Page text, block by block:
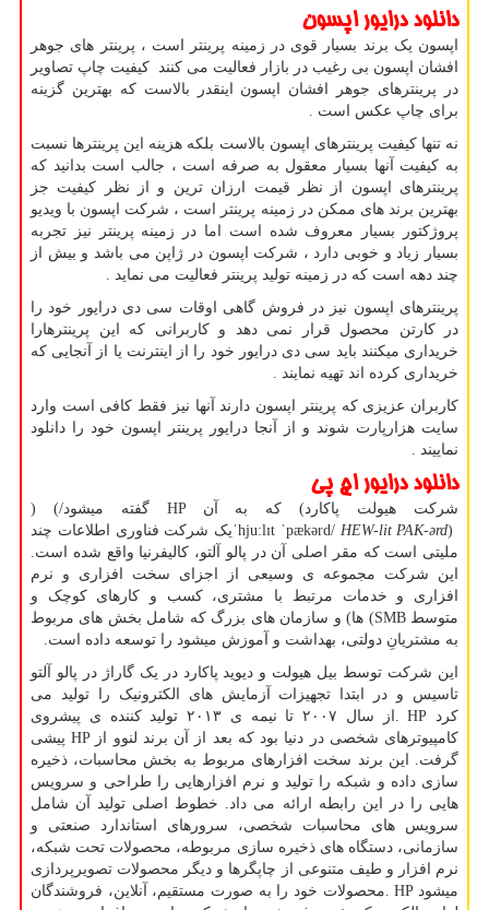
دانلود درایور اپسون
اپسون یک برند بسیار قوی در زمینه پرینتر است ، پرینتر های جوهر
افشان اپسون بی رغیب در بازار فعالیت می کنند کیفیت چاپ تصاویر
در پرینترهای جوهر افشان اپسون اینقدر بالاست که بهترین گزینه
برای چاپ عکس است .
نه تنها کیفیت پرینترهای اپسون بالاست بلکه هزینه این پرینترها نسبت
به کیفیت آنها بسیار معقول به صرفه است ، جالب است بدانید که
پرینترهای اپسون از نظر قیمت ارزان ترین و از نظر کیفیت جز
بهترین برند های ممکن در زمینه پرینتر است ، شرکت اپسون با ویدیو
پروژکتور بسیار معروف شده است اما در زمینه پرینتر نیز تجربه
بسیار زیاد و خوبی دارد ، شرکت اپسون در ژاپن می باشد و بیش از
چند دهه است که در زمینه تولید پرینتر فعالیت می نماید .
پرینترهای اپسون نیز در فروش گاهی اوقات سی دی درایور خود را
در کارتن محصول قرار نمی دهد و کاربرانی که این پرینترهارا
خریداری میکنند باید سی دی درایور خود را از اینترنت یا از آنجایی که
خریداری کرده اند تهیه نمایند .
کاربران عزیزی که پرینتر اپسون دارند آنها نیز فقط کافی است وارد
سایت هزارپارت شوند و از آنجا درایور پرینتر اپسون خود را دانلود
نماییند .
دانلود درایور اچ پی
شرکت هیولت پاکارد( که به آن HPگفته میشود) (/
ˈhjuːlɪt ˈpækərd/ HEW-lit PAK-ərd)
یک شرکت فناوری اطلاعات چند
ملیتی است که مقر اصلی آن در پالو آلتو، کالیفرنیا واقع شده است.
این شرکت مجموعه ی وسیعی از اجزای سخت افزاری و نرم
افزاری و خدمات مرتبط با مشتری، کسب و کارهای کوچک و
متوسط (SMB ها) و سازمان های بزرگ که شامل بخش های مربوط
به مشتریانِ دولتی، بهداشت و آموزش میشود را توسعه داده است.
این شرکت توسط بیل هیولت و دیوید پاکارد در یک گاراژ در پالو آلتو
تاسیس و در ابتدا تجهیزات آزمایش های الکترونیک را تولید می
کرد . HP
از سال ۲۰۰۷ تا نیمه ی ۲۰۱۳ تولید کننده ی پیشروی
کامپیوترهای شخصی در دنیا بود که بعد از آن برند لنوو از HP پیشی
گرفت. این برند سخت افزارهای مربوط به بخش محاسبات، ذخیره
سازی داده و شبکه را تولید و نرم افزارهایی را طراحی و سرویس
هایی را در این رابطه ارائه می داد. خطوط اصلی تولید آن شامل
سرویس های محاسبات شخصی، سرورهای استاندارد صنعتی و
سازمانی، دستگاه های ذخیره سازی مربوطه، محصولات تحت شبکه،
نرم افزار و طیف متنوعی از چاپگرها و دیگر محصولات تصویرپردازی
میشود. HPمحصولات خود را به صورت مستقیم، آنلاین، فروشندگان